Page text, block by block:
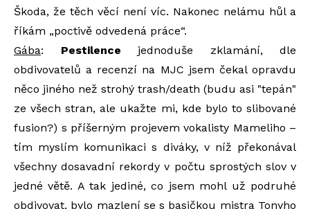
Škoda, že těch věcí není víc. Nakonec nelámu hůl a
říkám „poctivě odvedená práce“.
Gába: Pestilence jednoduše zklamání, dle
obdivovatelů a recenzí na MJC jsem čekal opravdu
něco jiného než strohý trash/death (budu asi "tepán"
ze všech stran, ale ukažte mi, kde bylo to slibované
fusion?) s příšerným projevem vokalisty Mameliho –
tím myslím komunikaci s diváky, v níž překonával
všechny dosavadní rekordy v počtu sprostých slov v
jedné větě. A tak jediné, co jsem mohl už podruhé
obdivovat, bylo mazlení se s basičkou mistra Tonyho